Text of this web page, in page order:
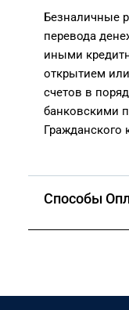
Безналичные
перевода
иными
открытием
счетов в
банковскими
Гражданского
Способы